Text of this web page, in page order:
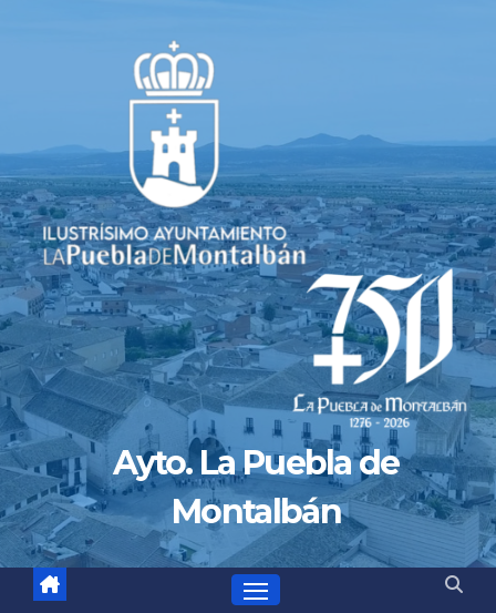
Ayto. La Puebla de
Montalbán